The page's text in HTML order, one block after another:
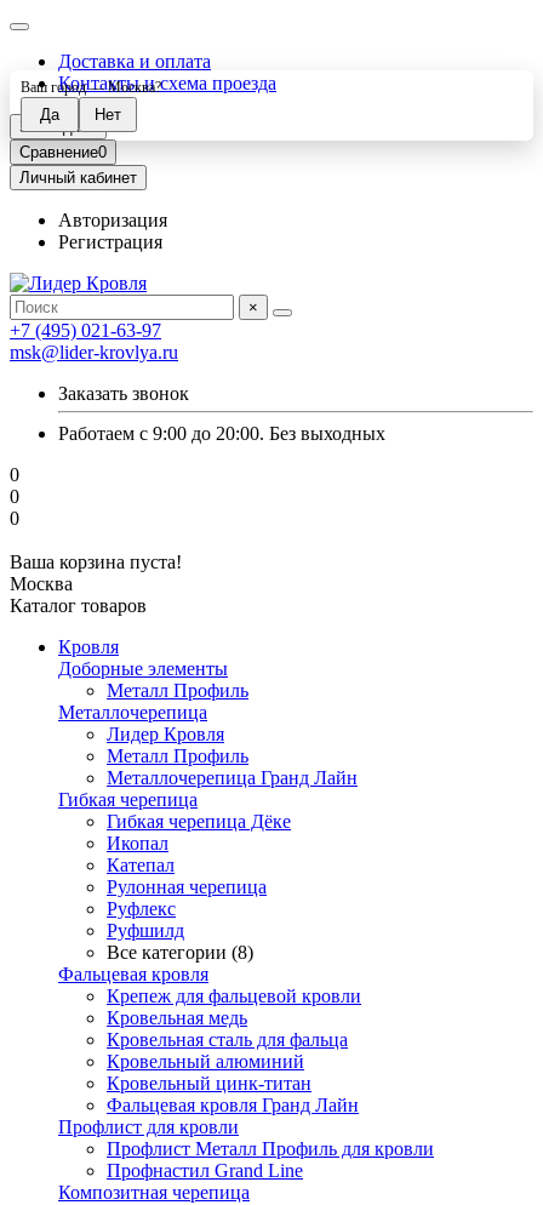
Доставка и оплата
Контакты и схема проезда
Закладки0
Сравнение0
Личный кабинет
Авторизация
Регистрация
×
+7 (495) 021-63-97
msk@lider-krovlya.ru
Заказать звонок
Работаем с 9:00 до 20:00. Без выходных
0
0
0
Ваша корзина пуста!
Москва
Ваш город —Москва?
Каталог товаров
Кровля
Доборные элементы
Металл Профиль
Металлочерепица
Лидер Кровля
Металл Профиль
Металлочерепица Гранд Лайн
Гибкая черепица
Гибкая черепица Дёке
Икопал
Катепал
Рулонная черепица
Руфлекс
Руфшилд
Все категории (8)
Фальцевая кровля
Крепеж для фальцевой кровли
Кровельная медь
Кровельная сталь для фальца
Кровельный алюминий
Кровельный цинк-титан
Фальцевая кровля Гранд Лайн
Профлист для кровли
Профлист Металл Профиль для кровли
Профнастил Grand Line
Композитная черепица